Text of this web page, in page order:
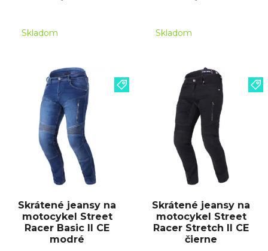
Skladom Skladom
Skrátené jeansy na
motocykel Street
Racer Basic II CE
modré
Skrátené jeansy na
motocykel Street
Racer Stretch II CE
čierne